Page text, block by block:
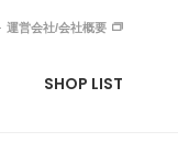
SHOP LIST
運営会社/会社概要